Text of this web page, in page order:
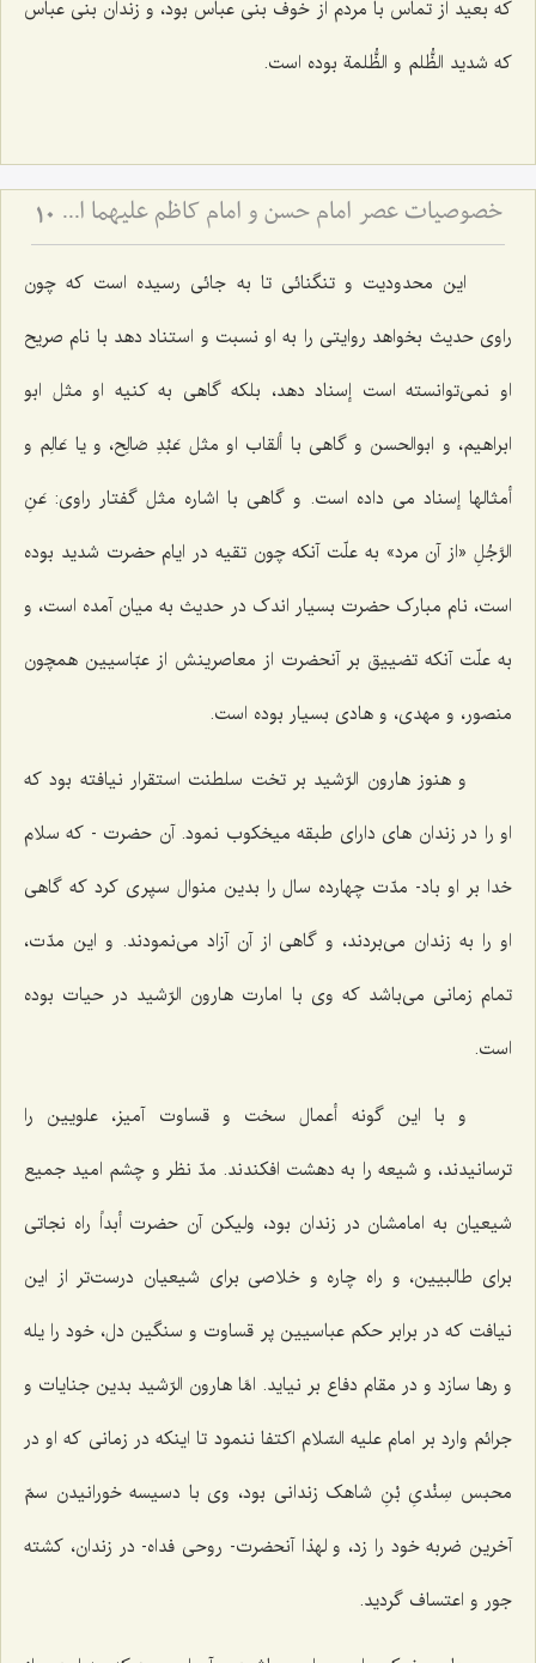
که بعید از تماس با مردم از خوف بنى عباس بود، و زندان بنى عباس
که شدید الظُّلم و الظُّلمة بوده است.
خصوصیات عصر امام حسن و امام کاظم علیهما السلام از منظر علامه طهرانی 10
این محدودیت و تنگنائى تا به جائى رسیده است که چون
راوى حدیث‌ بخواهد روایتى را به او نسبت و استناد دهد با نام صریح
او نمى‌توانسته است إسناد دهد، بلکه گاهى به کنیه او مثل ابو
ابراهیم، و ابوالحسن و گاهى با ألقاب او مثل عَبْدِ صَالِح، و یا عَالِم و
أمثالها إسناد مى‌ داده است. و گاهى با اشاره مثل گفتار راوى: عَنِ
الرَّجُلِ «از آن مرد» به علّت آنکه چون تقیه در ایام حضرت شدید بوده
است، نام مبارک حضرت بسیار اندک در حدیث به میان آمده است، و
به علّت آنکه تضییق بر آنحضرت از معاصرینش از عبّاسیین همچون
منصور، و مهدى، و هادى بسیار بوده است.
و هنوز هارون الرّشید بر تخت سلطنت استقرار نیافته بود که
او را در زندان هاى داراى طبقه میخکوب نمود. آن حضرت - که سلام
خدا بر او باد- مدّت چهارده سال را بدین منوال سپرى کرد که گاهى
او را به زندان مى‌بردند، و گاهى از آن آزاد مى‌نمودند. و این مدّت،
تمام زمانى مى‌باشد که وى با امارت هارون الرّشید در حیات بوده
است.
و با این گونه أعمال سخت و قساوت آمیز، علویین را
ترسانیدند، و شیعه را به دهشت افکندند. مدّ نظر و چشم امید جمیع
شیعیان به امامشان در زندان بود، ولیکن آن حضرت أبداً راه نجاتى
براى طالبیین، و راه چاره و خلاصى براى شیعیان درست‌تر از این
نیافت که در برابر حکم عباسیین پر قساوت و سنگین دل، خود را یله
و رها سازد و در مقام دفاع بر نیاید. امَّا هارون الرّشید بدین جنایات و
جرائم وارد بر امام علیه السّلام اکتفا ننمود تا اینکه در زمانى که او در
محبس سِنْدىِ بْنِ شاهک زندانى بود، وى با دسیسه خورانیدن سمّ
آخرین ضربه خود را زد، و لهذا آنحضرت- روحى فداه- در زندان، کشته
جور و اعتساف گردید.